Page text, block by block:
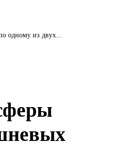
одному из двух...